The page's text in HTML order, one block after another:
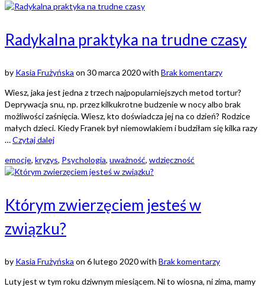
Radykalna praktyka na trudne czasy
by Kasia Frużyńska on 30 marca 2020with Brak komentarzy
Wiesz, jaka jest jedna z trzech najpopularniejszych metod tortur?
Deprywacja snu, np. przez kilkukrotne budzenie w nocy albo brak
możliwości zaśnięcia. Wiesz, kto doświadcza jej na co dzień? Rodzice
małych dzieci. Kiedy Franek był niemowlakiem i budziłam się kilka razy
…Czytaj dalej
emocje, kryzys, Psychologia, uważność, wdzięczność
Którym zwierzęciem jesteś w
związku?
by Kasia Frużyńska on 6 lutego 2020with Brak komentarzy
Luty jest w tym roku dziwnym miesiącem. Ni to wiosna, ni zima, mamy